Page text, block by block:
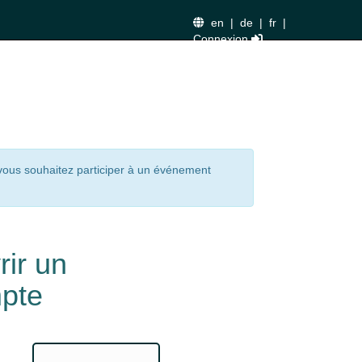
en | de | fr |
Connexion
souhaitez participer à un événement
un